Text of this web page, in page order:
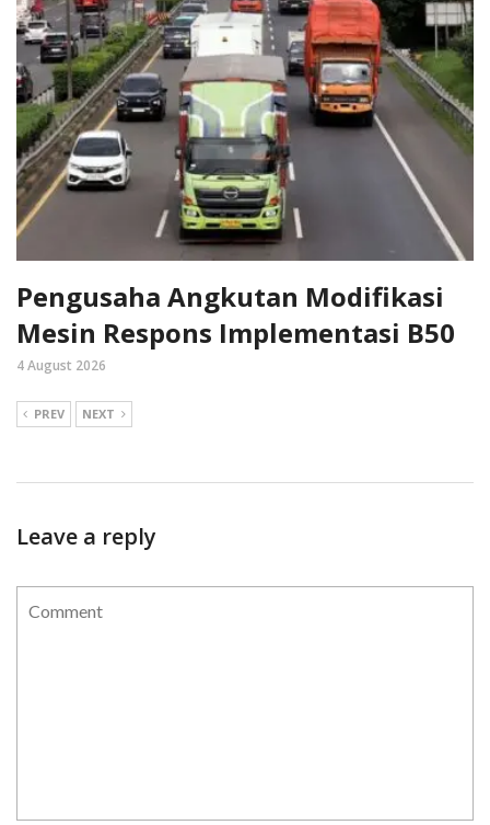
Pengusaha Angkutan Modifikasi
Mesin Respons Implementasi B50
4 August 2026
PREV NEXT
Leave a reply